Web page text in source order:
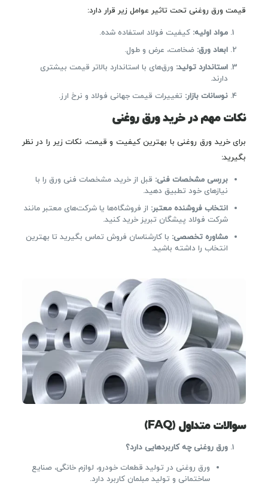
قیمت ورق روغنی تحت تاثیر عوامل زیر قرار دارد:
مواد اولیه: کیفیت فولاد استفاده شده.
ابعاد ورق: ضخامت، عرض و طول.
استاندارد تولید: ورق‌های با استاندارد بالاتر قیمت بیشتری
دارند.
نوسانات بازار: تغییرات قیمت جهانی فولاد و نرخ ارز.
نکات مهم در خرید ورق روغنی
برای خرید ورق روغنی با بهترین کیفیت و قیمت، نکات زیر را در نظر
بگیرید:
بررسی مشخصات فنی: قبل از خرید، مشخصات فنی ورق را با
نیازهای خود تطبیق دهید.
انتخاب فروشنده معتبر: از فروشگاه‌ها یا شرکت‌های معتبر مانند
شرکت فولاد پیشگان تبریز خرید کنید.
مشاوره تخصصی: با کارشناسان فروش تماس بگیرید تا بهترین
انتخاب را داشته باشید.
سوالات متداول (FAQ)
ورق روغنی چه کاربردهایی دارد؟
ورق روغنی در تولید قطعات خودرو، لوازم خانگی، صنایع
ساختمانی و تولید مبلمان کاربرد دارد.